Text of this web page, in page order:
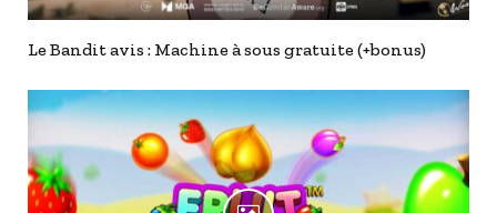
Le Bandit avis : Machine à sous gratuite (+bonus)